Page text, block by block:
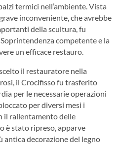
termici nell’ambiente. Vista
inconveniente, che avrebbe
della scultura, fu
competente e la
un efficace restauro.
il restauratore nella
il Crocifisso fu trasferito
per le necessarie operazioni
per diversi mesi i
il rallentamento delle
è stato ripreso, apparve
antica decorazione del legno